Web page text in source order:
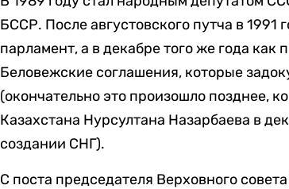
БССР. После августовского путча в 1991
парламент, а в декабре того же года как
Беловежские соглашения, которые
(окончательно это произошло позднее,
Казахстана Нурсултана Назарбаева в
создании СНГ).
С поста председателя Верховного